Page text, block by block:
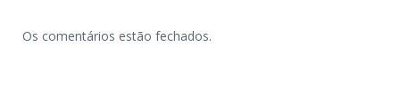
Os comentários estão fechados.